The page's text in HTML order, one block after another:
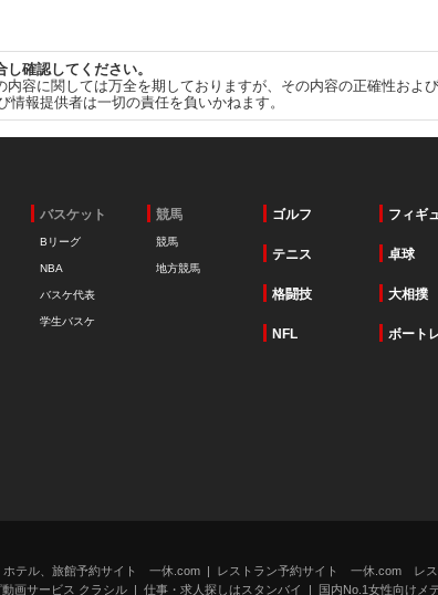
確認してください。
容に関しては万全を期しておりますが、その内容の正確性およ
報提供者は一切の責任を負いかねます。
バスケット
Bリーグ
NBA
バスケ代表
学生バスケ
競馬
競馬
地方競馬
ゴルフ フィギ
テニス 卓球
格闘技 大相撲
NFL ボート
ホテル、旅館予約サイト 一休.com
レストラン予約サイト 一休.com レス
画サービス クラシル 仕事・求人探しはスタンバイ 国内No.1女性向けメ